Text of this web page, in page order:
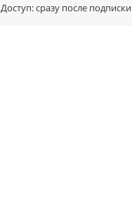
Доступ: сразу после подписки